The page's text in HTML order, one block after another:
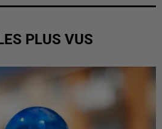
PLUS VUS